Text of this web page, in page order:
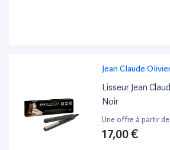
Jean Claude
Lisseur Jean
Noir
Une offre à partir de
17,00 €